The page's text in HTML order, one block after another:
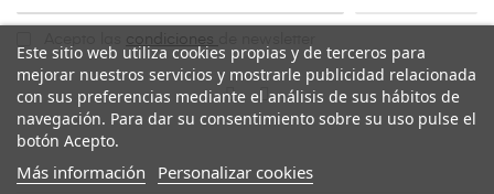
condiciones
Este sitio web utiliza cookies propias y de terceros para
mejorar nuestros servicios y mostrarle publicidad relacionada
con sus preferencias mediante el análisis de sus hábitos de
navegación. Para dar su consentimiento sobre su uso pulse el
botón Acepto.
Más información Personalizar cookies